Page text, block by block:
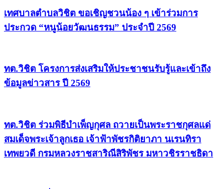
เทศบาลตำบลวิชิต ขอเชิญชวนน้อง ๆ เข้าร่วมการ
ประกวด “หนูน้อยวัฒนธรรม” ประจำปี 2569
ทต.วิชิต โครงการส่งเสริมให้ประชาชนรับรู้และเข้าถึง
ข้อมูลข่าวสาร ปี 2569
ทต.วิชิต ร่วมพิธีบำเพ็ญกุศล ถวายเป็นพระราชกุศลแด่
สมเด็จพระเจ้าลูกเธอ เจ้าฟ้าพัชรกิติยาภา นเรนทิรา
เทพยวดี กรมหลวงราชสาริณีสิริพัชร มหาวชิรราชธิดา